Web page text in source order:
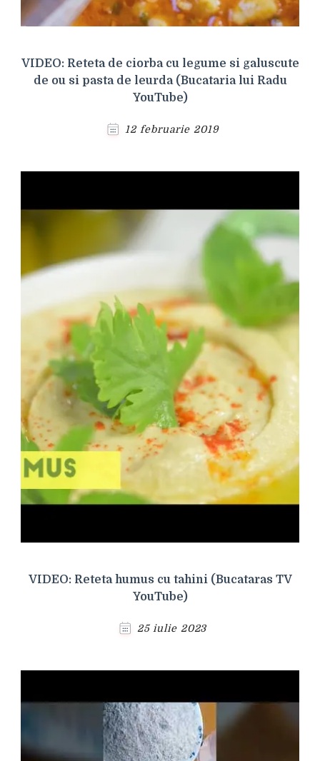
VIDEO: Reteta de ciorba cu legume si galuscute
de ou si pasta de leurda (Bucataria lui Radu
YouTube)
12 februarie 2019
VIDEO: Reteta humus cu tahini (Bucataras TV
YouTube)
25 iulie 2023